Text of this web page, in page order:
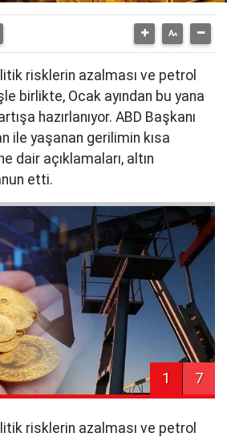
risklerin azalması ve petrol
birlikte, Ocak ayından bu yana
hazırlanıyor. ABD Başkanı
ile yaşanan gerilimin kısa
dair açıklamaları, altın
etti.
1 7
risklerin azalması ve petrol